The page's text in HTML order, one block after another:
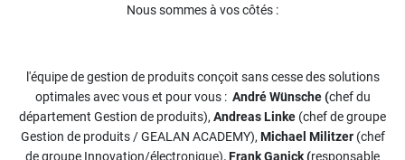
Nous sommes à vos côtés :
l'équipe de gestion de produits conçoit sans cesse des solutions
optimales avec vous et pour vous : André Wünsche (chef du
département Gestion de produits), Andreas Linke (chef de groupe
Gestion de produits / GEALAN ACADEMY), Michael Militzer (chef
de groupe Innovation/électronique), Frank Ganick (responsable